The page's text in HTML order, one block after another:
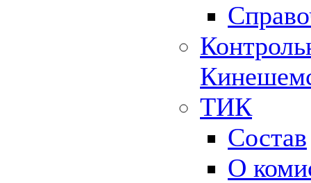
ТИК
Состав
О